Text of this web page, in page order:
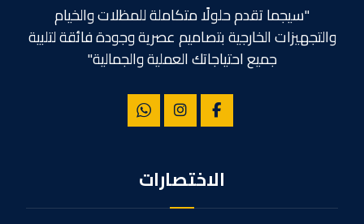
"سيجما تقدم حلولًا متكاملة للمظلات والخيام
والتجهيزات الخارجية بتصاميم عصرية وجودة فائقة لتلبية
جميع احتياجاتك العملية والجمالية"
الاختصارات